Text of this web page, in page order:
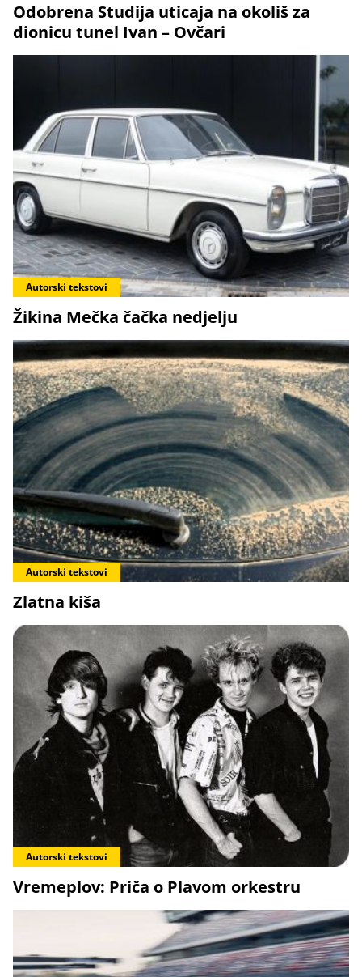
Odobrena Studija uticaja na okoliš za
dionicu tunel Ivan – Ovčari
Autorski tekstovi
Žikina Mečka čačka nedjelju
Autorski tekstovi
Zlatna kiša
Autorski tekstovi
Vremeplov: Priča o Plavom orkestru